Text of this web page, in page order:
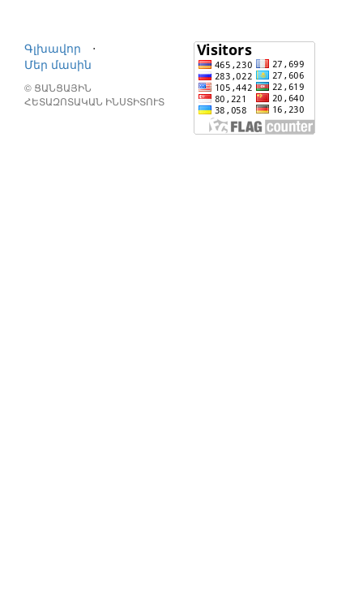
Գլխավոր
⋅
Մեր մասին
© ՑԱՆՑԱՅԻՆ
ՀԵՏԱԶՈՏԱԿԱՆ ԻՆՍՏԻՏՈՒՏ